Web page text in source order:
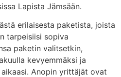
Lapista Jämsään.
erilaisesta paketista, joista
tarpeisiisi sopiva
paketin valitsetkin,
kevyemmäksi ja
Anopin yrittäjät ovat